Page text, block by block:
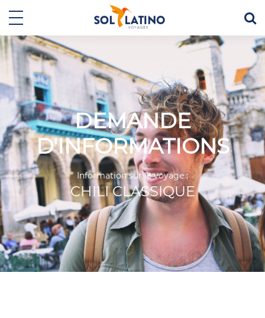
DEMANDE
D'INFORMATIONS
Information sur le voyage :
CHILI CLASSIQUE